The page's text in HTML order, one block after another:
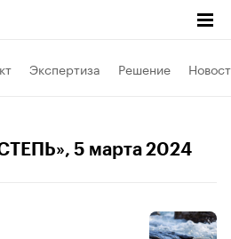
Экспертиза Решение
, 5 марта 2024